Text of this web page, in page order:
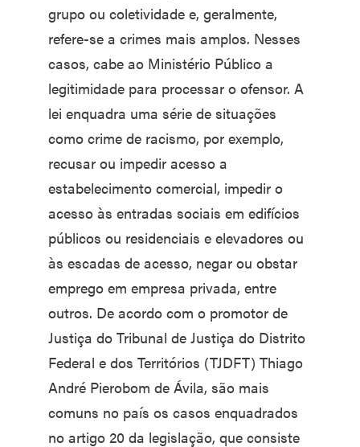
grupo ou coletividade e, geralmente,
refere-se a crimes mais amplos. Nesses
casos, cabe ao Ministério Público a
legitimidade para processar o ofensor. A
lei enquadra uma série de situações
como crime de racismo, por exemplo,
recusar ou impedir acesso a
estabelecimento comercial, impedir o
acesso às entradas sociais em edifícios
públicos ou residenciais e elevadores ou
às escadas de acesso, negar ou obstar
emprego em empresa privada, entre
outros. De acordo com o promotor de
Justiça do Tribunal de Justiça do Distrito
Federal e dos Territórios (TJDFT) Thiago
André Pierobom de Ávila, são mais
comuns no país os casos enquadrados
no artigo 20 da legislação, que consiste